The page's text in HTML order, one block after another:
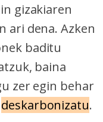
gizakiaren
ari dena. Azken
baditu
baina
zer egin behar
deskarbonizatu.